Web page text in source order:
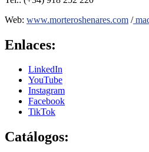
Web: www.morteroshenares.com /
Enlaces:
LinkedIn
YouTube
Instagram
Facebook
TikTok
Catálogos: